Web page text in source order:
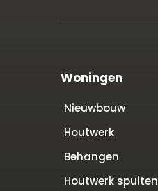
Woningen
Nieuwbouw
Houtwerk
Behangen
Houtwerk spuiten